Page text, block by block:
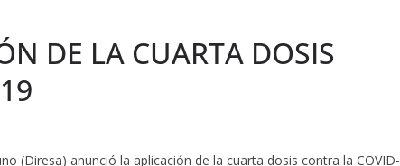
DE LA CUARTA DOSIS
(Diresa) anunció la aplicación de la cuarta dosis contra la COVID-